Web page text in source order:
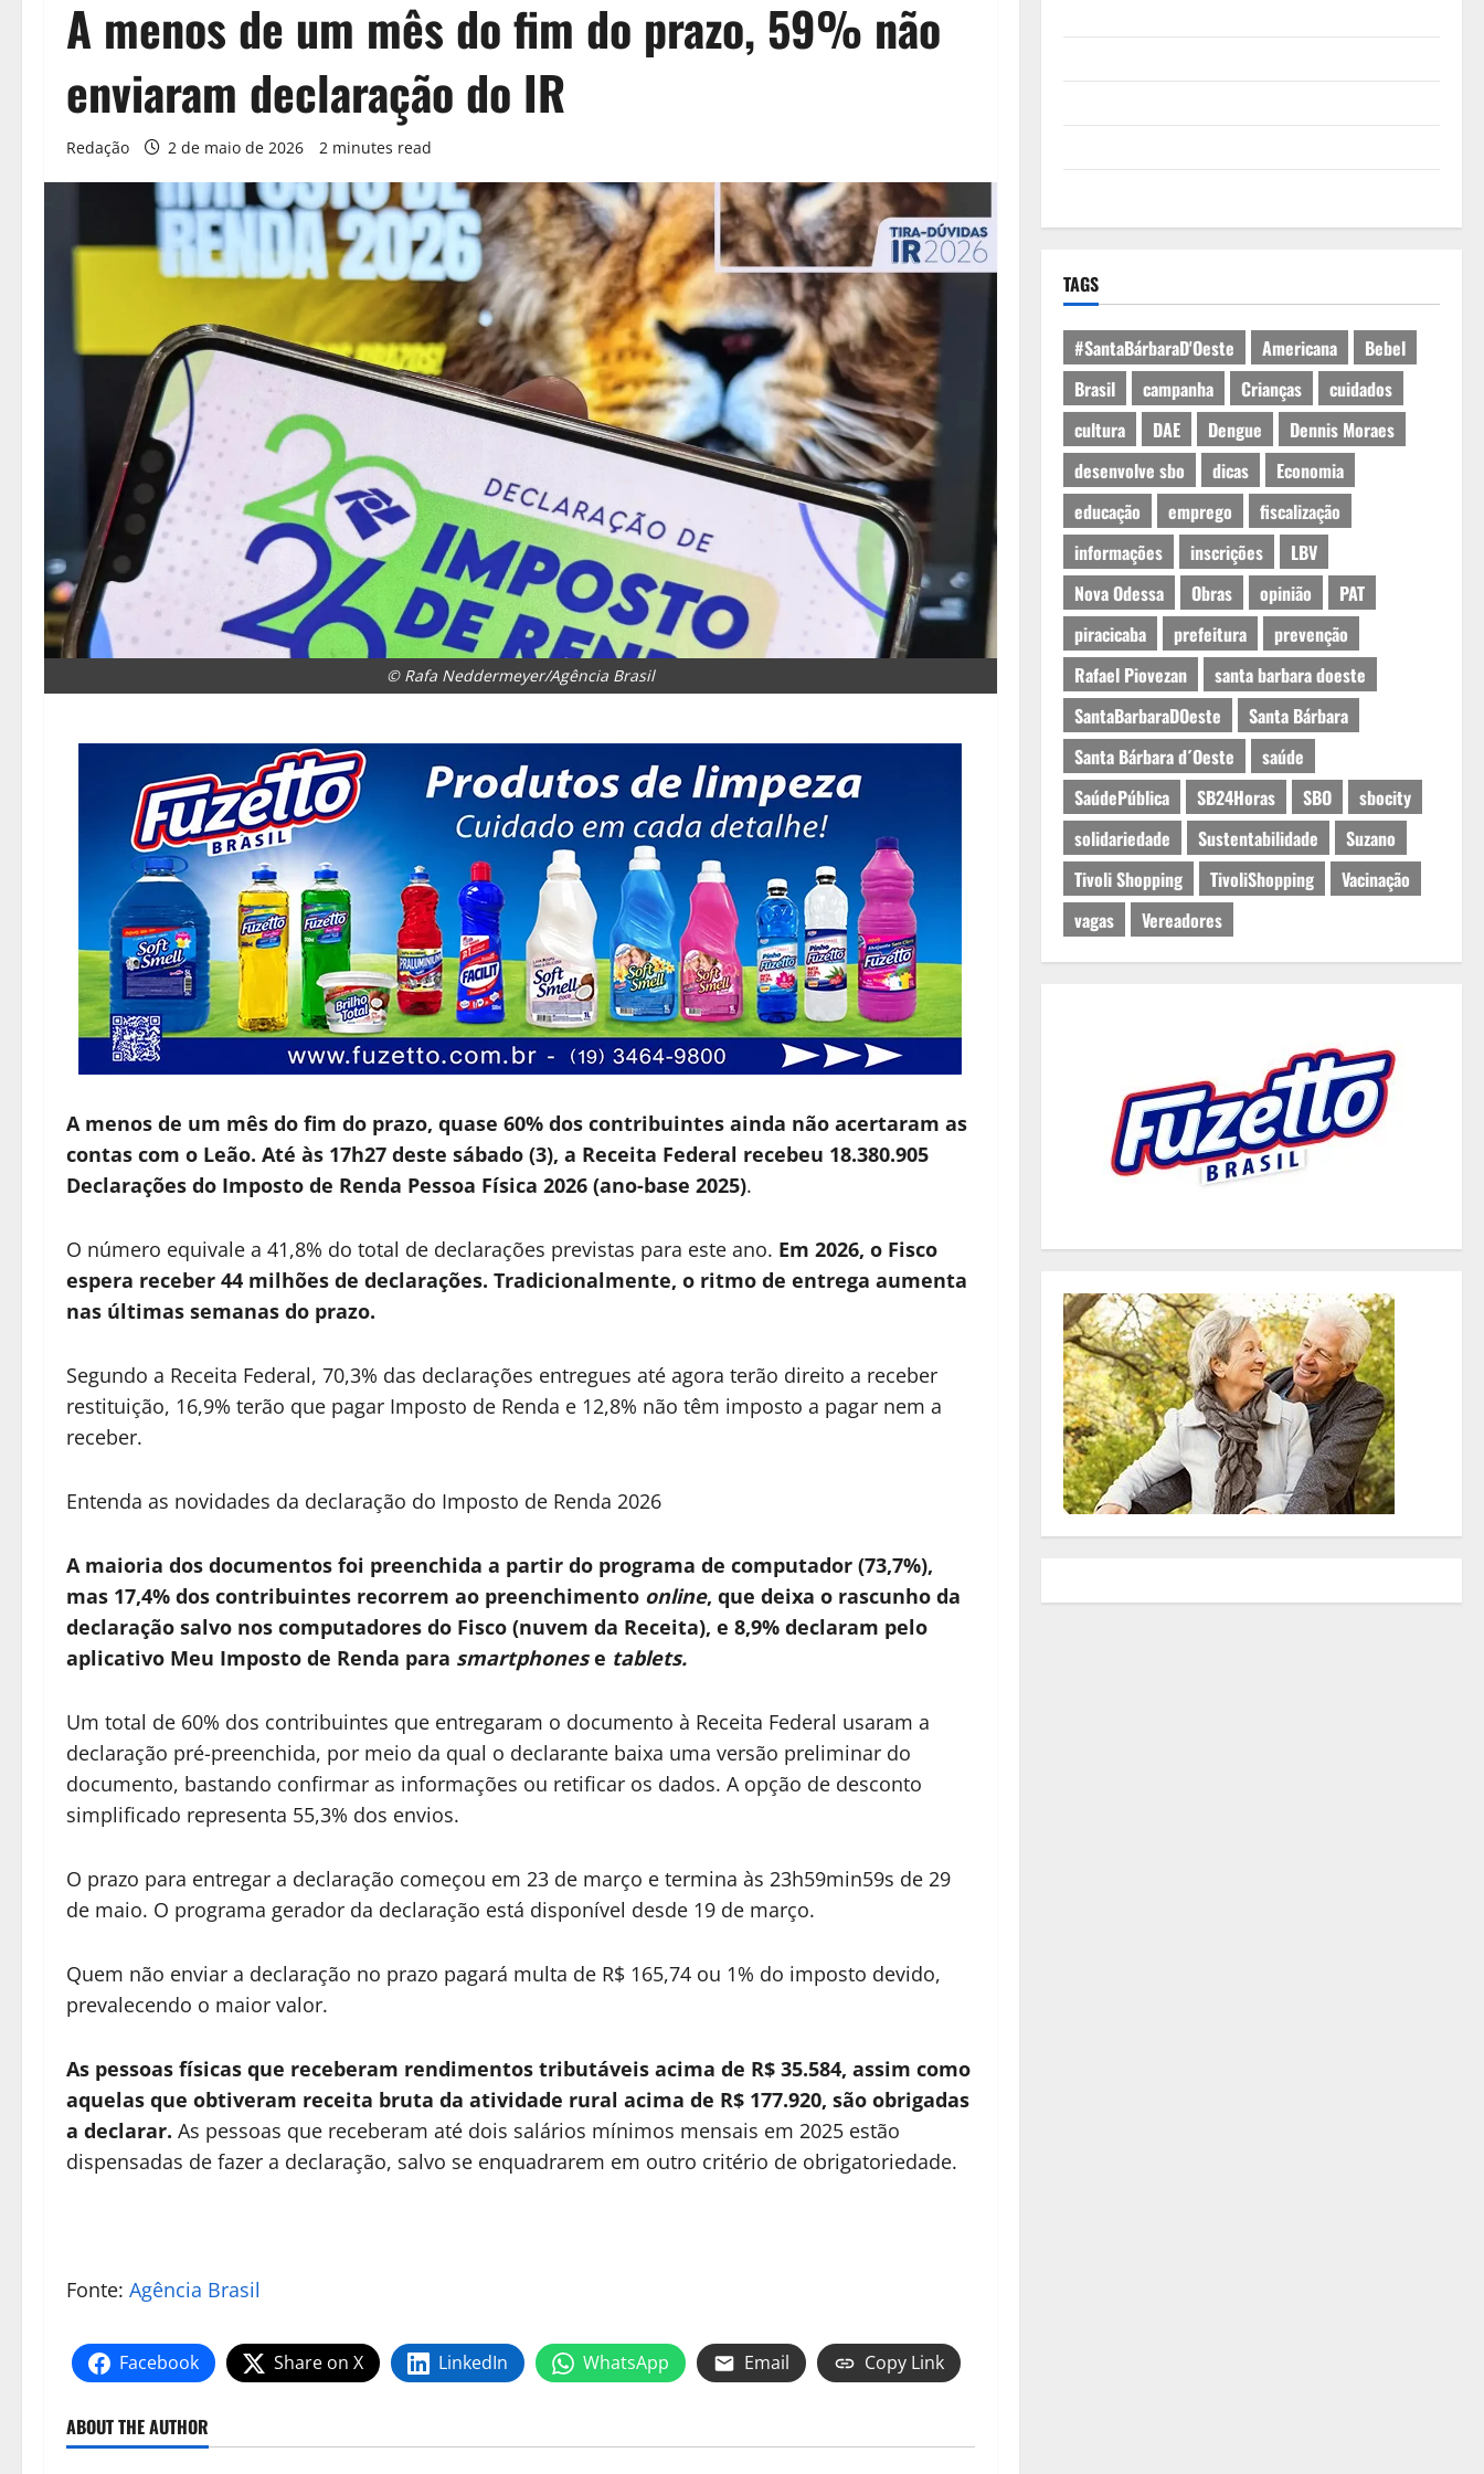
A menos de um mês do fim do prazo, 59% não
enviaram declaração do IR
Redação 2 de maio de 2026 2 minutes read
© Rafa Neddermeyer/Agência Brasil
A menos de um mês do fim do prazo, quase 60% dos contribuintes ainda não acertaram as
contas com o Leão. Até às 17h27 deste sábado (3), a Receita Federal recebeu 18.380.905
Declarações do Imposto de Renda Pessoa Física 2026 (ano-base 2025).
O número equivale a 41,8% do total de declarações previstas para este ano. Em 2026, o Fisco
espera receber 44 milhões de declarações. Tradicionalmente, o ritmo de entrega aumenta
nas últimas semanas do prazo.
Segundo a Receita Federal, 70,3% das declarações entregues até agora terão direito a receber
restituição, 16,9% terão que pagar Imposto de Renda e 12,8% não têm imposto a pagar nem a
receber.
Entenda as novidades da declaração do Imposto de Renda 2026
A maioria dos documentos foi preenchida a partir do programa de computador (73,7%),
mas 17,4% dos contribuintes recorrem ao preenchimento online, que deixa o rascunho da
declaração salvo nos computadores do Fisco (nuvem da Receita), e 8,9% declaram pelo
aplicativo Meu Imposto de Renda para smartphonese tablets.
Um total de 60% dos contribuintes que entregaram o documento à Receita Federal usaram a
declaração pré-preenchida, por meio da qual o declarante baixa uma versão preliminar do
documento, bastando confirmar as informações ou retificar os dados. A opção de desconto
simplificado representa 55,3% dos envios.
O prazo para entregar a declaração começou em 23 de março e termina às 23h59min59s de 29
de maio. O programa gerador da declaração está disponível desde 19 de março.
Quem não enviar a declaração no prazo pagará multa de R$ 165,74 ou 1% do imposto devido,
prevalecendo o maior valor.
As pessoas físicas que receberam rendimentos tributáveis acima de R$ 35.584, assim como
aquelas que obtiveram receita bruta da atividade rural acima de R$ 177.920, são obrigadas
a declarar. As pessoas que receberam até dois salários mínimos mensais em 2025 estão
dispensadas de fazer a declaração, salvo se enquadrarem em outro critério de obrigatoriedade.
Fonte: Agência Brasil
Facebook Share on X LinkedIn WhatsApp Email Copy Link
ABOUT THE AUTHOR
TAGS
#SantaBárbaraD'Oeste Americana
Bebel
Brasil
campanha Crianças
cuidados
cultura
DAE Dengue
Dennis Moraes
desenvolve sbo
dicas
Economia
educação
emprego
fiscalização
informações
inscrições
LBV
Nova Odessa
Obras opinião
PAT
piracicaba
prefeitura
prevenção
Rafael Piovezan
santa barbara doeste
SantaBarbaraDOeste
Santa Bárbara
Santa Bárbara d´Oeste
saúde
SaúdePública
SB24Horas SBO
sbocity
solidariedade
Sustentabilidade
Suzano
Tivoli Shopping
TivoliShopping
Vacinação
vagas
Vereadores